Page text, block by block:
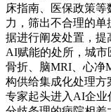
床指南、医保政策
力，筛出不合理的
据进行阐发处置，提
AI赋能的处所，城市
骨折、脑MRI、心净
构供给集成化处理方
专家起头进入AI企业